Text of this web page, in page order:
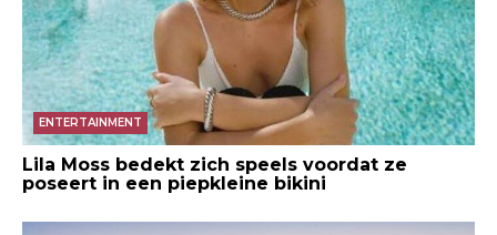
ENTERTAINMENT
Lila Moss bedekt zich speels voordat ze
poseert in een piepkleine bikini